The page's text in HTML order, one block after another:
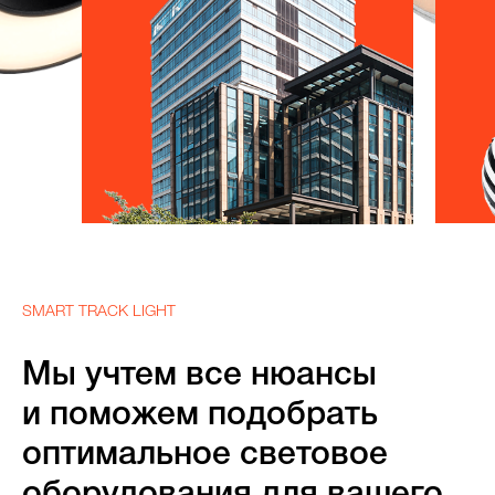
SMART TRACK LIGHT
Мы учтем все нюансы
и поможем подобрать
оптимальное световое